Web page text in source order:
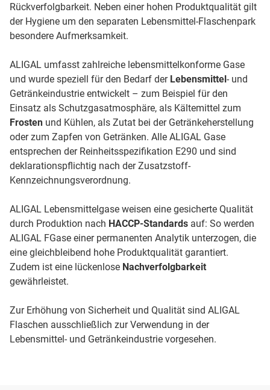
Rückverfolgbarkeit. Neben einer hohen Produktqualität gilt
der Hygiene um den separaten Lebensmittel-Flaschenpark
besondere Aufmerksamkeit.
ALIGAL umfasst zahlreiche lebensmittelkonforme Gase
und wurde speziell für den Bedarf der Lebensmittel- und
Getränkeindustrie entwickelt – zum Beispiel für den
Einsatz als Schutzgasatmosphäre, als Kältemittel zum
Frosten und Kühlen, als Zutat bei der Getränkeherstellung
oder zum Zapfen von Getränken. Alle ALIGAL Gase
entsprechen der Reinheitsspezifikation E290 und sind
deklarationspflichtig nach der Zusatzstoff-
Kennzeichnungsverordnung.
ALIGAL Lebensmittelgase weisen eine gesicherte Qualität
durch Produktion nach HACCP-Standards auf: So werden
ALIGAL FGase einer permanenten Analytik unterzogen, die
eine gleichbleibend hohe Produktqualität garantiert.
Zudem ist eine lückenlose Nachverfolgbarkeit
gewährleistet.
Zur Erhöhung von Sicherheit und Qualität sind ALIGAL
Flaschen ausschließlich zur Verwendung in der
Lebensmittel- und Getränkeindustrie vorgesehen.